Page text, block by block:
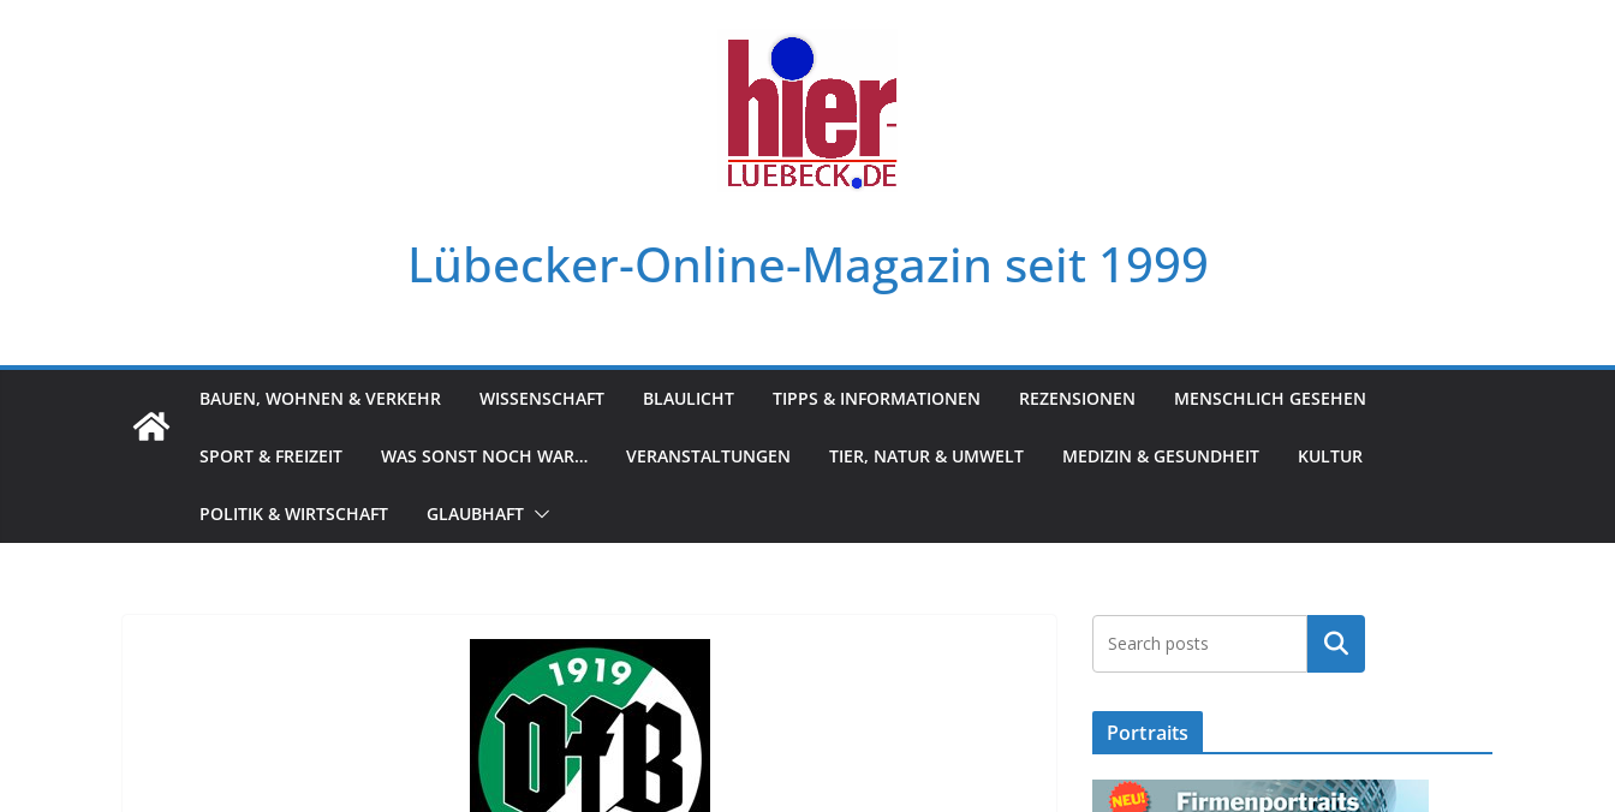
Lübecker-Online-Magazin seit 1999
BAUEN, WOHNEN & VERKEHR WISSENSCHAFT BLAULICHT TIPPS & INFORMATIONEN REZENSIONEN MENSCHLICH GESEHEN
SPORT & FREIZEIT WAS SONST NOCH WAR… VERANSTALTUNGEN TIER, NATUR & UMWELT MEDIZIN & GESUNDHEIT KULTUR
POLITIK & WIRTSCHAFT GLAUBHAFT
Suchen
Portraits